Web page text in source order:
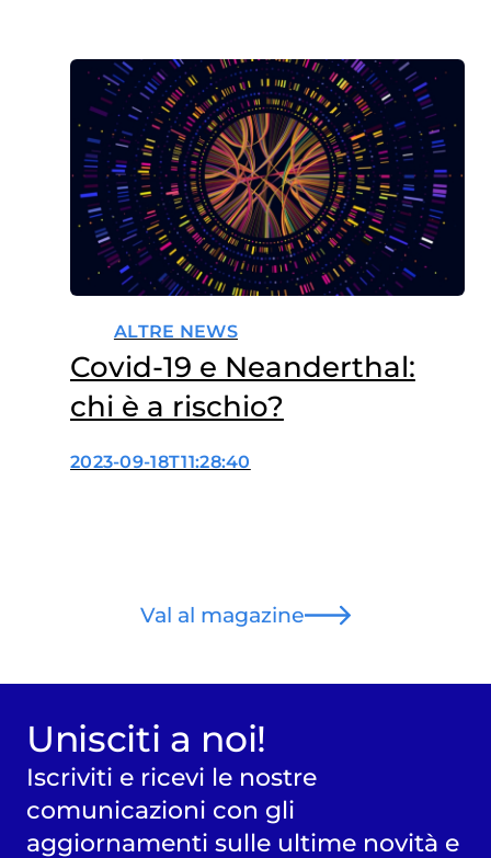
ALTRE NEWS
Covid-19 e Neanderthal:
chi è a rischio?
2023-09-18T11:28:40
Val al magazine
Unisciti a noi!
Iscriviti e ricevi le nostre
comunicazioni con gli
aggiornamenti sulle ultime novità e